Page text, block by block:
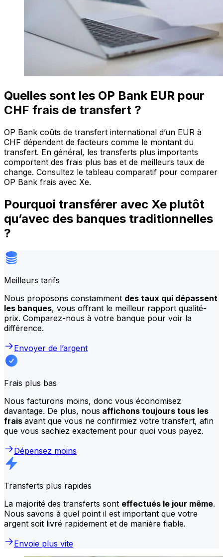
Quelles sont les OP Bank EUR pour
CHF frais de transfert ?
OP Bank coûts de transfert international d’un EUR à
CHF dépendent de facteurs comme le montant du
transfert. En général, les transferts plus importants
comportent des frais plus bas et de meilleurs taux de
change. Consultez le tableau comparatif pour comparer
OP Bank frais avec Xe.
Pourquoi transférer avec Xe plutôt
qu’avec des banques traditionnelles
?
Meilleurs tarifs
Nous proposons constamment des taux qui dépassent
les banques, vous offrant le meilleur rapport qualité-
prix. Comparez-nous à votre banque pour voir la
différence.
Envoyer de l’argent
Frais plus bas
Nous facturons moins, donc vous économisez
davantage. De plus, nous affichons toujours tous les
frais avant que vous ne confirmiez votre transfert, afin
que vous sachiez exactement pour quoi vous payez.
Dépensez moins
Transferts plus rapides
La majorité des transferts sont effectués le jour même.
Nous savons à quel point il est important que votre
argent soit livré rapidement et de manière fiable.
Envoie plus vite